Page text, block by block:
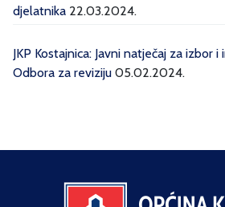
djelatnika 22.03.2024.
JKP Kostajnica: Javni natječaj za izbor
Odbora za reviziju 05.02.2024.